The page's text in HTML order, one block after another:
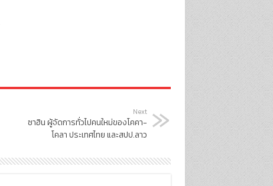
Next
ซาฮิน ผู้จัดการทั่วไปคนใหม่ของโคคา-
โคลา ประเทศไทย และสปป.ลาว